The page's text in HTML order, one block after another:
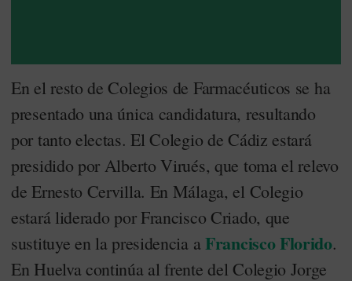
En el resto de Colegios de Farmacéuticos se ha
presentado una única candidatura, resultando
por tanto electas. El Colegio de Cádiz estará
presidido por Alberto Virués, que toma el relevo
de Ernesto Cervilla. En Málaga, el Colegio
estará liderado por Francisco Criado, que
sustituye en la presidencia a Francisco Florido.
En Huelva continúa al frente del Colegio Jorge